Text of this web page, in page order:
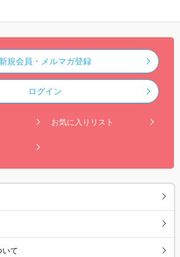
新規会員・メルマガ登録
ログイン
お気に入りリスト
いて